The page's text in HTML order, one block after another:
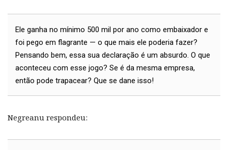
Ele ganha no mínimo 500 mil por ano como embaixador e
foi pego em flagrante — o que mais ele poderia fazer?
Pensando bem, essa sua declaração é um absurdo. O que
aconteceu com esse jogo? Se é da mesma empresa,
então pode trapacear? Que se dane isso!
Negreanu respondeu: